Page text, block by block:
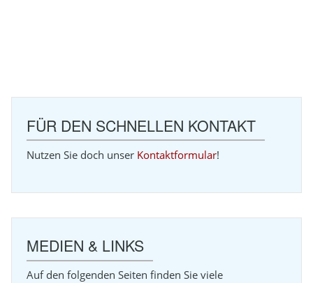
FÜR DEN SCHNELLEN KONTAKT
Nutzen Sie doch unser Kontaktformular!
MEDIEN & LINKS
Auf den folgenden Seiten finden Sie viele